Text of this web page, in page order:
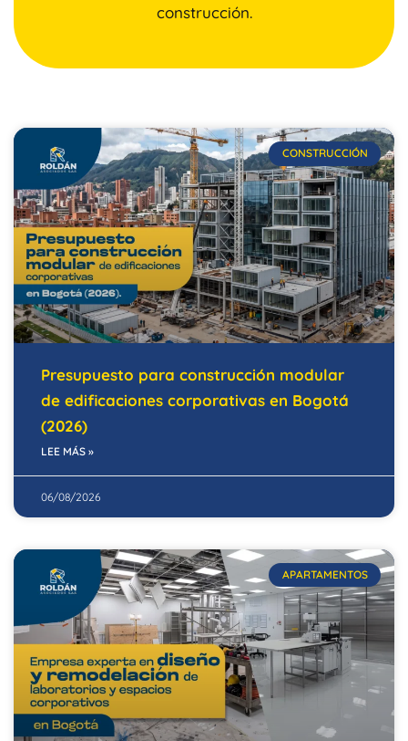
construcción.
CONSTRUCCIÓN
Presupuesto para construcción modular
de edificaciones corporativas en Bogotá
(2026)
LEE MÁS »
06/08/2026
APARTAMENTOS